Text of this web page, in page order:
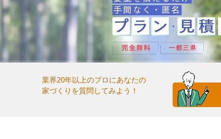
業界20年以上のプロにあなたの
家づくりを質問してみよう！